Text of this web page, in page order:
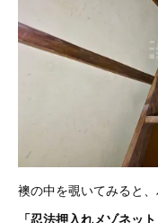
襖の中を覗いてみると
「忍法押入れメゾネット